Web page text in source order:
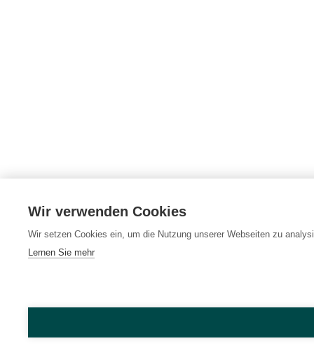
Wir verwenden Cookies
Wir setzen Cookies ein, um die Nutzung unserer Webseiten zu
Lernen Sie mehr